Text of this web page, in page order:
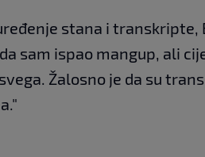
stana i transkripte,
sam ispao mangup, ali
Žalosno je da su